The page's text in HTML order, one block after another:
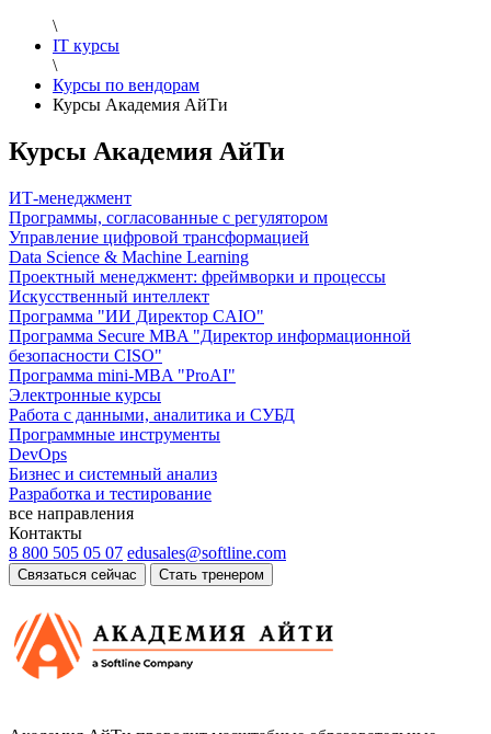
\
IT курсы
\
Курсы по вендорам
Курсы Академия АйТи
Курсы Академия АйТи
ИТ-менеджмент
Программы, согласованные с регулятором
Управление цифровой трансформацией
Data Science & Machine Learning
Проектный менеджмент: фреймворки и процессы
Искусственный интеллект
Программа "ИИ Директор CAIO"
Программа Secure MBA "Директор информационной
безопасности CISO"
Программа mini-MBA "ProAI"
Электронные курсы
Работа с данными, аналитика и СУБД
Программные инструменты
DevOps
Бизнес и системный анализ
Разработка и тестирование
все направления
Контакты
8 800 505 05 07 edusales@softline.com
Связаться сейчас Стать тренером